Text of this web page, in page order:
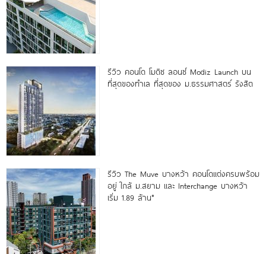
รีวิว คอนโด โมดิซ ลอนซ์ Modiz Launch บน
ที่สุดของทำเล ที่สุดของ ม.ธรรมศาสตร์ รังสิต
รีวิว The Muve บางหว้า คอนโดแต่งครบพร้อม
อยู่ ใกล้ ม.สยาม และ Interchange บางหว้า
เริ่ม 1.89 ล้าน*